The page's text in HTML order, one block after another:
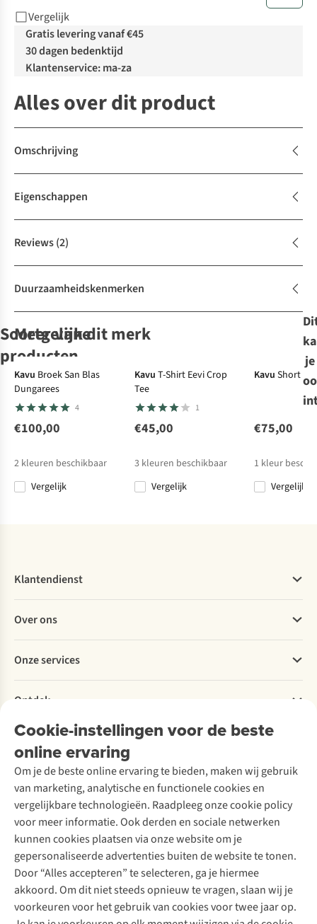
Vergelijk
Gratis levering vanaf €45
30 dagen bedenktijd
Klantenservice: ma-za
Alles over dit product
Omschrijving
Eigenschappen
Reviews(2)
Duurzaamheidskenmerken
Soortgelijke
producten
Columbia
Fleece Benton
Springs™ 1/2
Snap Pull Over
Columbia
Fleece Benton
Springs™ 1/2
Snap Pull Over
Sprayway
Fleece Linhay
Hooded Top
Sprayway
Fleece Linhay
Hooded Top
Meer van dit merk
Kavu Broek San Blas
Dungarees
4
€100,00
2 kleuren beschikbaar
%
Vergelijk
Kavu T-Shirt Eevi Crop
Tee
1
€45,00
3 kleuren beschikbaar
Vergelijk
Kavu Short
€75,00
1 kleur
Vergelijk
je
Cookie-instellingen voor de beste
online ervaring
Om je de beste online ervaring te bieden, maken wij gebruik
van marketing, analytische en functionele cookies en
vergelijkbare technologieën. Raadpleeg onze cookie policy
voor meer informatie. Ook derden en sociale netwerken
kunnen cookies plaatsen via onze website om je
gepersonaliseerde advertenties buiten de website te tonen.
Door “Alles accepteren” te selecteren, ga je hiermee
akkoord. Om dit niet steeds opnieuw te vragen, slaan wij je
voorkeuren voor het gebruik van cookies voor twee jaar op.
Klantendienst
Bestellen
Betalen
Levering
Retourneren
Bestelling herroepen
Garantie
Contact
Over ons
Explore More
Verantwoord ondernemen
Over Ayacucho
Onze winkels
Over A.S.Adventure
Toegankelijkheidsverklaring
Onze services
Ski-onderhoud
Wasservice
Schoenonderhoud
Schoenherstelling
Kledingherstelling
Retouches
Voor bedrijven
Ontdek
A.S.Magazine
Podcast
Explore Academy
Explore Camp
Gear Check
Inspiratie & advies
Meld je aan voor de nieuwsbrief
Follow us